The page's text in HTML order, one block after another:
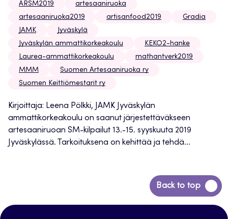
ARSM2019
artesaaniruoka
artesaaniruoka2019
artisanfood2019
Gradia
JAMK
Jyväskylä
Jyväskylän ammattikorkeakoulu
KEKO2-hanke
Laurea-ammattikorkeakoulu
mathantverk2019
MMM
Suomen Artesaaniruoka ry
Suomen Keittiömestarit ry
Kirjoittaja: Leena Pölkki, JAMK Jyväskylän
ammattikorkeakoulu on saanut järjestettäväkseen
artesaaniruoan SM-kilpailut 13.-15. syyskuuta 2019
Jyväskylässä. Tarkoituksena on kehittää ja tehdä...
Back to top
Siirry
takaisin